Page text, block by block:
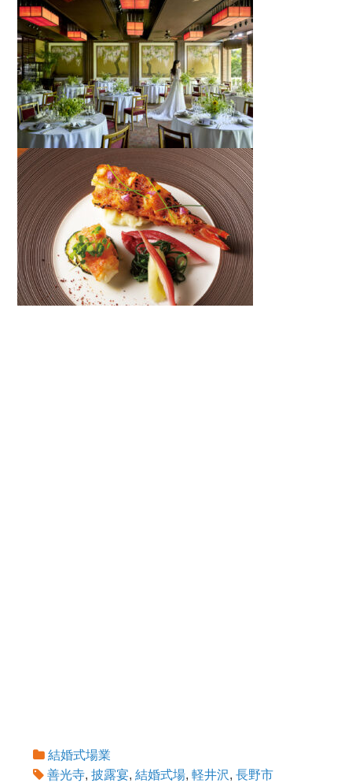
結婚式場業
善光寺,披露宴,結婚式場,軽井沢,長野市